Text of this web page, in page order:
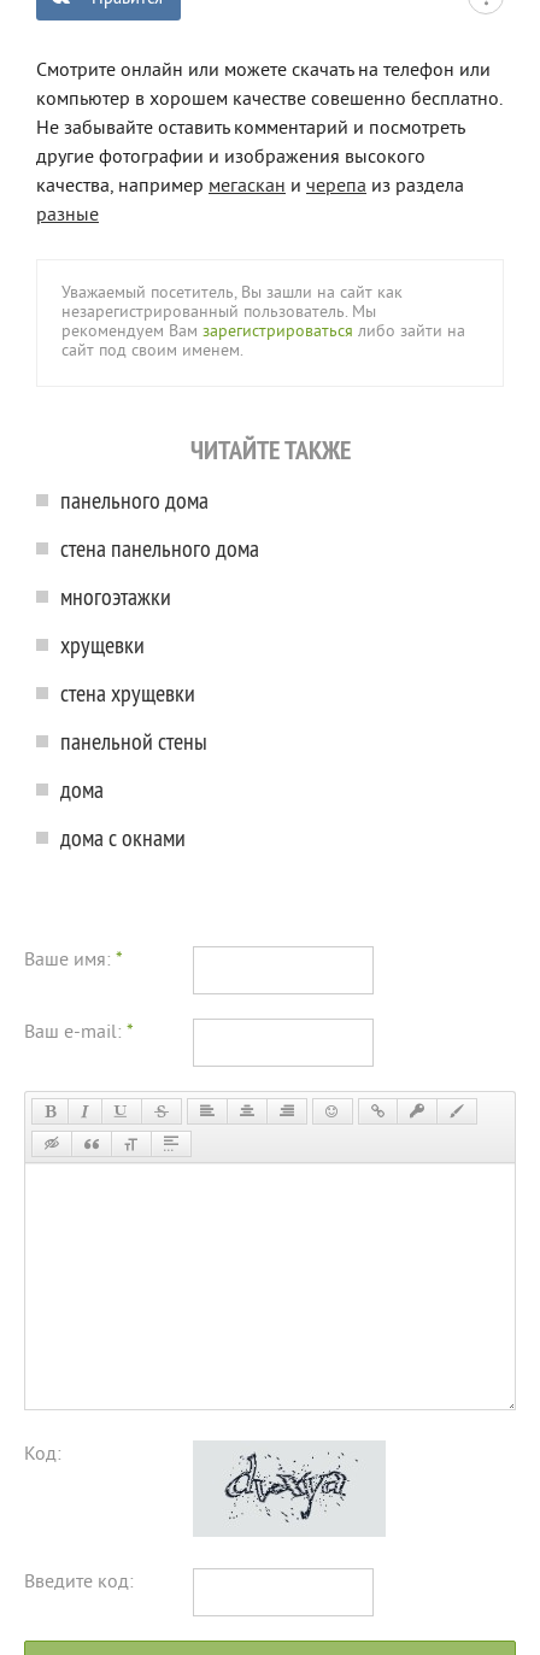
Смотрите онлайн или можете скачать на телефон или
компьютер в хорошем качестве совешенно бесплатно.
Не забывайте оставить комментарий и посмотреть
другие фотографии и изображения высокого
качества, например мегаскан и черепа из раздела
разные
Уважаемый посетитель, Вы зашли на сайт как
незарегистрированный пользователь. Мы
рекомендуем Вам зарегистрироваться либо зайти на
сайт под своим именем.
ЧИТАЙТЕ ТАКЖЕ
панельного дома
стена панельного дома
многоэтажки
хрущевки
стена хрущевки
панельной стены
дома
дома с окнами
Ваше имя: *
Ваш e-mail: *
Код:
Введите код: